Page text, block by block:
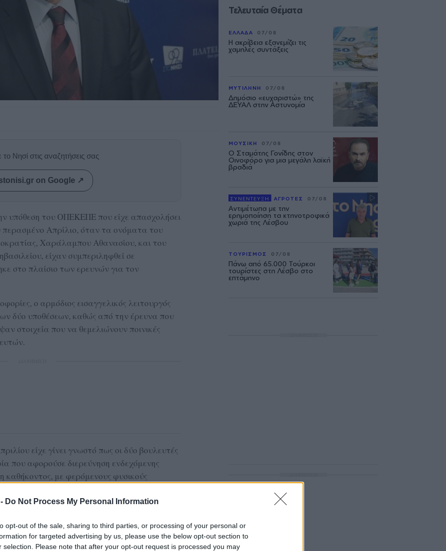
Do Not Process My Personal Information
opt-out of the sale, sharing to third parties, or processing of your personal or
for targeted advertising by us, please use the below opt-out section to
selection. Please note that after your opt-out request is processed you may
Νησί στις αναζητήσεις σας
on Google ↗
υπόθεση του ΟΠΕΚΕΠΕ που είχε απασχολήσει
περασμένο Απρίλιο, όταν τα ονόματα του
Χαράλαμπου Αθανασίου, και του
είχαν συμπεριληφθεί σε
στο πλαίσιο των ερευνών για τον
ο αρμόδιος εισαγγελικός λειτουργός
δύο υποθέσεων, καθώς από την έρευνα που
στοιχεία που να θεμελιώνουν ποινικές
είχε γίνει γνωστό πως οι δύο βουλευτές
που αφορούσε διερεύνηση ενδεχόμενης
καθήκοντος, με φερόμενους φυσικούς
Η υπόθεση είχε προκαλέσει έντονο
εν ενεργεία μέλη του Ελληνικού
Τελευταία Θέματα
ΕΛΛΑΔΑ 07/08
Η ακρίβεια εξανεμίζει τις
χαμηλές συντάξεις
ΜΥΤΙΛΗΝΗ 07/08
Δημόσιο «ευχαριστώ» της
ΔΕΥΑΛ στην Αστυνομία
ΜΟΥΣΙΚΗ 07/08
Ο Σταμάτης Γονίδης στον
Οινοφόρο για μια μεγάλη λαϊκή
βραδιά
ΣΥΝΕΝΤΕΥΞΗ ΑΓΡΟΤΕΣ 07/08
Αντιμέτωπα με την
ερημοποίηση τα κτηνοτροφικά
χωριά της Λέσβου
ΤΟΥΡΙΣΜΟΣ 07/08
Πάνω από 65.000 Τούρκοι
τουρίστες στη Λέσβο στο
επτάμηνο